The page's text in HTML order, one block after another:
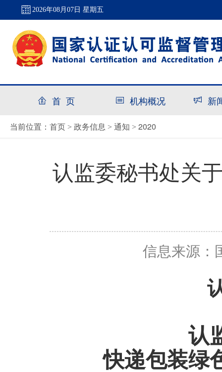
2026年08月07日 星期五
首 页 机构概况 新
当前位置： 首页 > 政务信息 > 通知 > 2020
认监委秘书处关
信息来源：
认
快递包装绿